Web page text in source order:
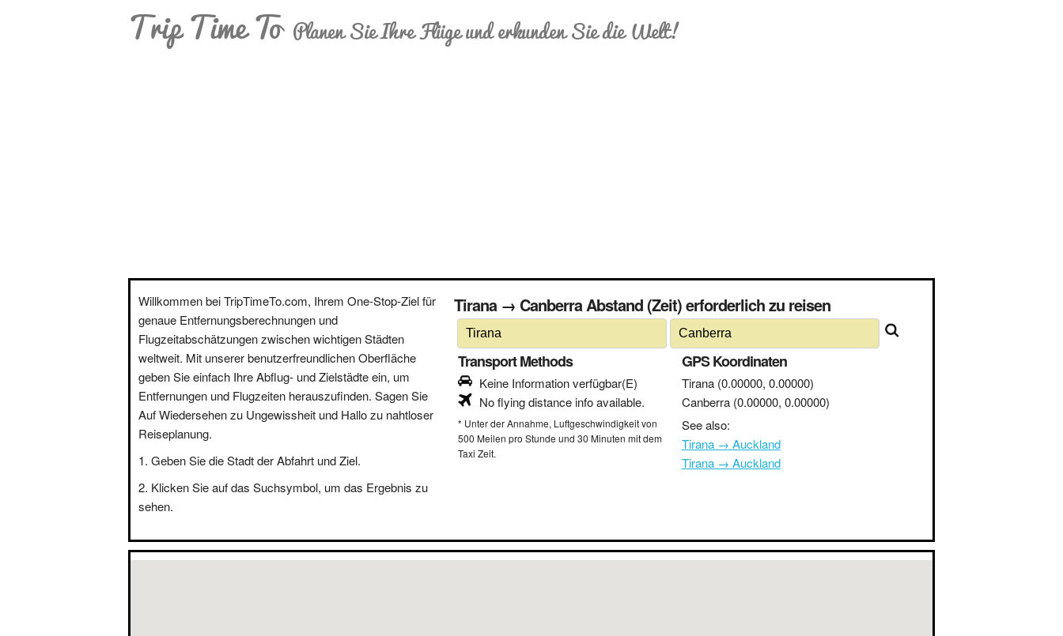
Trip Time To Planen Sie Ihre Flüge und erkunden Sie die Welt!
Willkommen bei TripTimeTo.com, Ihrem One-Stop-Ziel für
genaue Entfernungsberechnungen und
Flugzeitabschätzungen zwischen wichtigen Städten
weltweit. Mit unserer benutzerfreundlichen Oberfläche
geben Sie einfach Ihre Abflug- und Zielstädte ein, um
Entfernungen und Flugzeiten herauszufinden. Sagen Sie
Auf Wiedersehen zu Ungewissheit und Hallo zu nahtloser
Reiseplanung.
Geben Sie die Stadt der Abfahrt und Ziel.
Klicken Sie auf das Suchsymbol, um das Ergebnis zu
sehen.
Tirana → Canberra Abstand (Zeit) erforderlich zu reisen
Transport Methods
Keine Information verfügbar(E)
No flying distance info available.
* Unter der Annahme, Luftgeschwindigkeit von
500 Meilen pro Stunde und 30 Minuten mit dem
Taxi Zeit.
GPS Koordinaten
Tirana (0.00000, 0.00000)
Canberra (0.00000, 0.00000)
See also:
Tirana → Auckland
Tirana → Auckland